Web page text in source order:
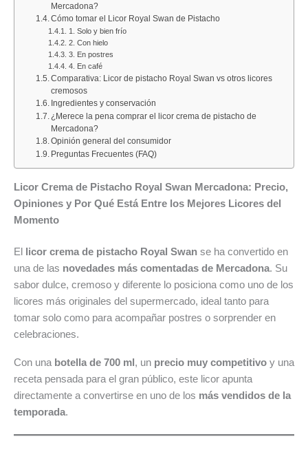
Mercadona?
Cómo tomar el Licor Royal Swan de Pistacho
1. Solo y bien frío
2. Con hielo
3. En postres
4. En café
Comparativa: Licor de pistacho Royal Swan vs otros licores
cremosos
Ingredientes y conservación
¿Merece la pena comprar el licor crema de pistacho de
Mercadona?
Opinión general del consumidor
Preguntas Frecuentes (FAQ)
Licor Crema de Pistacho Royal Swan Mercadona: Precio,
Opiniones y Por Qué Está Entre los Mejores Licores del
Momento
El licor crema de pistacho Royal Swan se ha convertido en
una de las novedades más comentadas de Mercadona. Su
sabor dulce, cremoso y diferente lo posiciona como uno de los
licores más originales del supermercado, ideal tanto para
tomar solo como para acompañar postres o sorprender en
celebraciones.
Con una botella de 700 ml , un precio muy competitivo y una
receta pensada para el gran público, este licor apunta
directamente a convertirse en uno de los más vendidos de la
temporada.
semana:
de
con
21
%
descuento
agosto
ofertas
pescado,
carne,
hamburguesas,
fruta
mucho
más
hoy
Alimentación
del
de
agosto
de
2026:
deporte,
hogar
y
las
mejores
ofertas
la
semana